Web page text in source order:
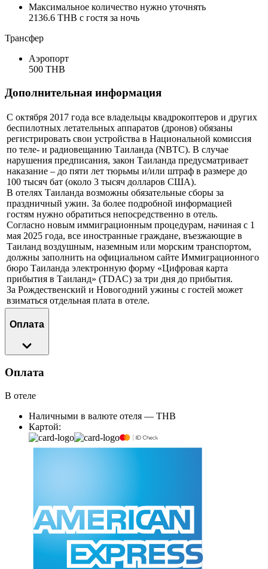
Максимальное количество нужно уточнять
2136.6 THB с гостя за ночь
Трансфер
Аэропорт
500 THB
Дополнительная информация
С октября 2017 года все владельцы квадрокоптеров и других
беспилотных летательных аппаратов (дронов) обязаны
регистрировать свои устройства в Национальной комиссия
по теле- и радиовещанию Таиланда (NBTC). В случае
нарушения предписания, закон Таиланда предусматривает
наказание – до пяти лет тюрьмы и/или штраф в размере до
100 тысяч бат (около 3 тысяч долларов США).
В отелях Таиланда возможны обязательные сборы за
праздничный ужин. За более подробной информацией
гостям нужно обратиться непосредственно в отель.
Согласно новым иммиграционным процедурам, начиная с 1
мая 2025 года, все иностранные граждане, въезжающие в
Таиланд воздушным, наземным или морским транспортом,
должны заполнить на официальном сайте Иммиграционного
бюро Таиланда электронную форму «Цифровая карта
прибытия в Таиланд» (TDAC) за три дня до прибытия.
За Рождественский и Новогодний ужины с гостей может
взиматься отдельная плата в отеле.
Оплата
Оплата
В отеле
Наличными в валюте отеля — THB
Картой: